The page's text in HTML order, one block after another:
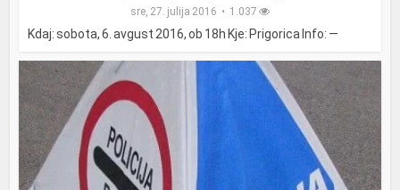
sre, 27. julija 2016 1.037
Kdaj: sobota, 6. avgust 2016, ob 18h Kje: Prigorica Info: —